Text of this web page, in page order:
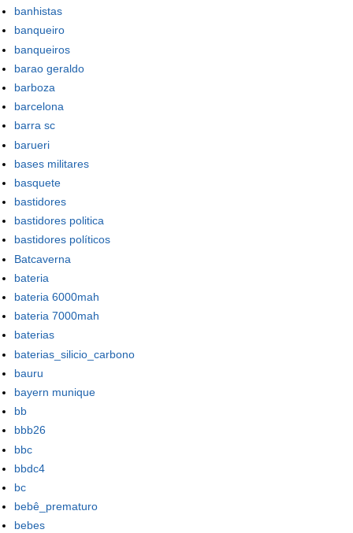
banhistas
banqueiro
banqueiros
barao geraldo
barboza
barcelona
barra sc
barueri
bases militares
basquete
bastidores
bastidores politica
bastidores políticos
Batcaverna
bateria
bateria 6000mah
bateria 7000mah
baterias
baterias_silicio_carbono
bauru
bayern munique
bb
bbb26
bbc
bbdc4
bc
bebê_prematuro
bebes